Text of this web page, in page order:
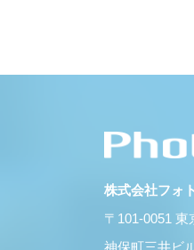
株式会社フォ
〒101-0051
神保町三井ビ